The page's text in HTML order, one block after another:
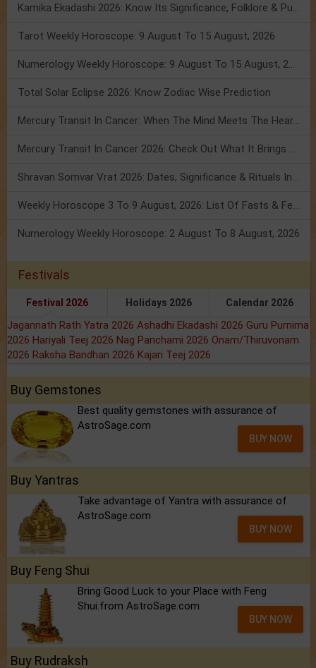
Kamika Ekadashi 2026: Know Its Significance, Folklore & Puja Rituals
Tarot Weekly Horoscope: 9 August To 15 August, 2026
Numerology Weekly Horoscope: 9 August To 15 August, 2026
Total Solar Eclipse 2026: Know Zodiac Wise Prediction
Mercury Transit In Cancer: When The Mind Meets The Heart!
Mercury Transit In Cancer 2026: Check Out What It Brings For You
Shravan Somvar Vrat 2026: Dates, Significance & Rituals In August
Weekly Horoscope 3 To 9 August, 2026: List Of Fasts & Festivals
Numerology Weekly Horoscope: 2 August To 8 August, 2026
Festivals
Festival 2026 Holidays 2026 Calendar 2026
Jagannath Rath Yatra 2026 Ashadhi Ekadashi 2026 Guru Purnima
2026 Hariyali Teej 2026 Nag Panchami 2026 Onam/Thiruvonam
2026 Raksha Bandhan 2026 Kajari Teej 2026
Buy Gemstones
Best quality gemstones with assurance of
AstroSage.com
BUY NOW
Buy Yantras
Take advantage of Yantra with assurance of
AstroSage.com
BUY NOW
Buy Feng Shui
Bring Good Luck to your Place with Feng
Shui.from AstroSage.com
BUY NOW
Buy Rudraksh